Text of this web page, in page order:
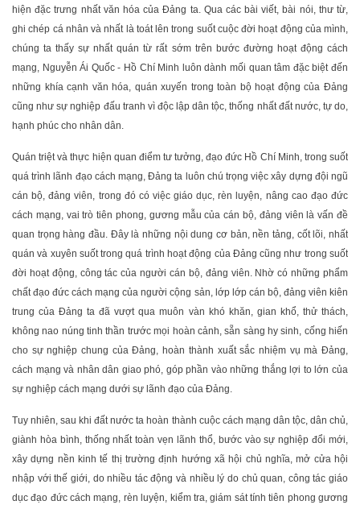
hiện đặc trưng nhất văn hóa của Đảng ta. Qua các bài viết, bài nói, thư từ,
ghi chép cá nhân và nhất là toát lên trong suốt cuộc đời hoạt động của mình,
chúng ta thấy sự nhất quán từ rất sớm trên bước đường hoạt động cách
mạng, Nguyễn Ái Quốc - Hồ Chí Minh luôn dành mối quan tâm đặc biệt đến
những khía cạnh văn hóa, quán xuyến trong toàn bộ hoạt động của Đảng
cũng như sự nghiệp đấu tranh vì độc lập dân tộc, thống nhất đất nước, tự do,
hạnh phúc cho nhân dân.
Quán triệt và thực hiện quan điểm tư tưởng, đạo đức Hồ Chí Minh, trong suốt
quá trình lãnh đạo cách mạng, Đảng ta luôn chú trọng việc xây dựng đội ngũ
cán bộ, đảng viên, trong đó có việc giáo dục, rèn luyện, nâng cao đạo đức
cách mạng, vai trò tiên phong, gương mẫu của cán bộ, đảng viên là vấn đề
quan trọng hàng đầu. Đây là những nội dung cơ bản, nền tảng, cốt lõi, nhất
quán và xuyên suốt trong quá trình hoạt động của Đảng cũng như trong suốt
đời hoạt động, công tác của người cán bộ, đảng viên. Nhờ có những phẩm
chất đạo đức cách mạng của người cộng sản, lớp lớp cán bộ, đảng viên kiên
trung của Đảng ta đã vượt qua muôn vàn khó khăn, gian khổ, thử thách,
không nao núng tinh thần trước mọi hoàn cảnh, sẵn sàng hy sinh, cống hiến
cho sự nghiệp chung của Đảng, hoàn thành xuất sắc nhiệm vụ mà Đảng,
cách mạng và nhân dân giao phó, góp phần vào những thắng lợi to lớn của
sự nghiệp cách mạng dưới sự lãnh đạo của Đảng.
Tuy nhiên, sau khi đất nước ta hoàn thành cuộc cách mạng dân tộc, dân chủ,
giành hòa bình, thống nhất toàn vẹn lãnh thổ, bước vào sự nghiệp đổi mới,
xây dựng nền kinh tế thị trường định hướng xã hội chủ nghĩa, mở cửa hội
nhập với thế giới, do nhiều tác động và nhiều lý do chủ quan, công tác giáo
dục đạo đức cách mạng, rèn luyện, kiểm tra, giám sát tính tiên phong gương